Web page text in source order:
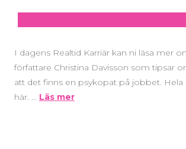
I dagens Realtid Karriär kan ni läsa mer
författare Christina Davisson som tipsar
att det finns en psykopat på jobbet. Hela
här. … Läs mer